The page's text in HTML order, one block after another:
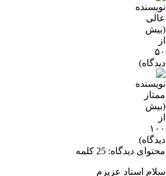
محتوای دیدگاه: 25 کلمه
سلام استاد عزیزم